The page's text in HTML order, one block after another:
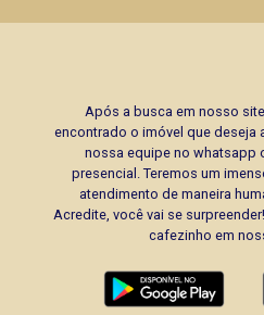
Após a busca em nosso
encontrado o imóvel que deseja
nossa equipe no whatsapp
presencial. Teremos um
atendimento de maneira
Acredite, você vai se
cafezinho em